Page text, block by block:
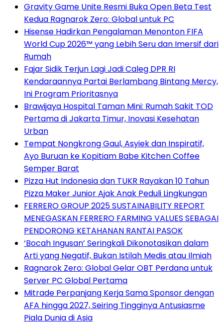
Gravity Game Unite Resmi Buka Open Beta Test
Kedua Ragnarok Zero: Global untuk PC
Hisense Hadirkan Pengalaman Menonton FIFA
World Cup 2026™ yang Lebih Seru dan Imersif dari
Rumah
Fajar Sidik Terjun Lagi Jadi Caleg DPR RI
Kendaraannya Partai Berlambang Bintang Mercy,
Ini Program Prioritasnya
Brawijaya Hospital Taman Mini: Rumah Sakit TOD
Pertama di Jakarta Timur, Inovasi Kesehatan
Urban
Tempat Nongkrong Gaul, Asyiek dan Inspiratif,
Ayo Buruan ke Kopitiam Babe Kitchen Coffee
Semper Barat
Pizza Hut Indonesia dan TUKR Rayakan 10 Tahun
Pizza Maker Junior Ajak Anak Peduli Lingkungan
FERRERO GROUP 2025 SUSTAINABILITY REPORT
MENEGASKAN FERRERO FARMING VALUES SEBAGAI
PENDORONG KETAHANAN RANTAI PASOK
‘Bocah Ingusan’ Seringkali Dikonotasikan dalam
Arti yang Negatif, Bukan Istilah Medis atau Ilmiah
Ragnarok Zero: Global Gelar OBT Perdana untuk
Server PC Global Pertama
Mitrade Perpanjang Kerja Sama Sponsor dengan
AFA hingga 2027, Seiring Tingginya Antusiasme
Piala Dunia di Asia